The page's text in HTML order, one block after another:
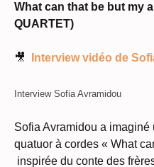
What can that be but my
QUARTET)
🎥 Interview vidéo de
Interview Sofia Avramidou
Sofia Avramidou a
quatuor à cordes « What
inspirée du conte des